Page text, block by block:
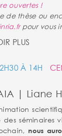
ouvertes !
de thèse ou
pour vous
PLUS
À 14H
| Liane
séminaires
nous